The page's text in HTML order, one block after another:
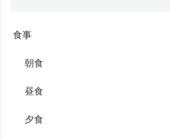
食事
朝食
昼食
夕食